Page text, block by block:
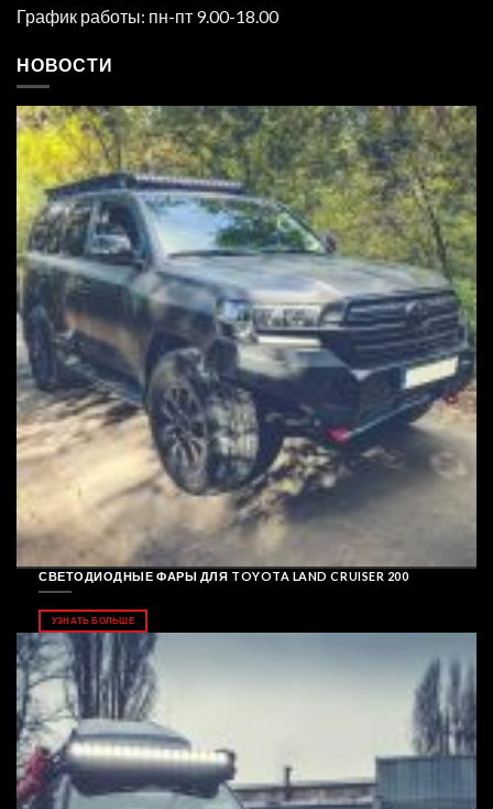
График работы: пн-пт 9.00-18.00
НОВОСТИ
СВЕТОДИОДНЫЕ ФАРЫ ДЛЯ TOYOTA LAND CRUISER 200
УЗНАТЬ БОЛЬШЕ